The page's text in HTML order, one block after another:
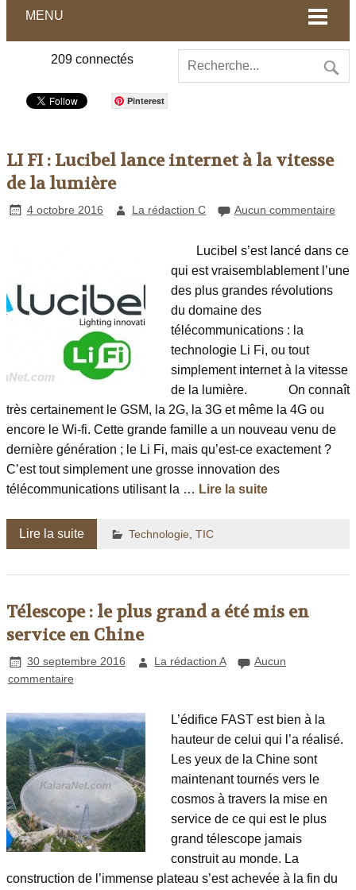
MENU
209 connectés
Pinterest
LI FI : Lucibel lance internet à la vitesse
de la lumière
4 octobre 2016 La rédaction C Aucun commentaire
Lucibel s’est lancé dans ce
qui est vraisemblablement l’une
des plus grandes révolutions
du domaine des
télécommunications : la
technologie Li Fi, ou tout
simplement internet à la vitesse
de la lumière. On connaît
très certainement le GSM, la 2G, la 3G et même la 4G ou
encore le Wi-fi. Cette grande famille a un nouveau venu de
dernière génération ; le Li Fi, mais qu’est-ce exactement ?
C’est tout simplement une grosse innovation des
télécommunications utilisant la … Lire la suite
Lire la suite Technologie TIC
Télescope : le plus grand a été mis en
service en Chine
30 septembre 2016 La rédaction A
Aucun
commentaire
L’édifice FAST est bien à la
hauteur de celui qui l’a réalisé.
Les yeux de la Chine sont
maintenant tournés vers le
cosmos à travers la mise en
service de ce qui est le plus
grand télescope jamais
construit au monde. La
construction de l’immense plateau s’est achevée à la fin du